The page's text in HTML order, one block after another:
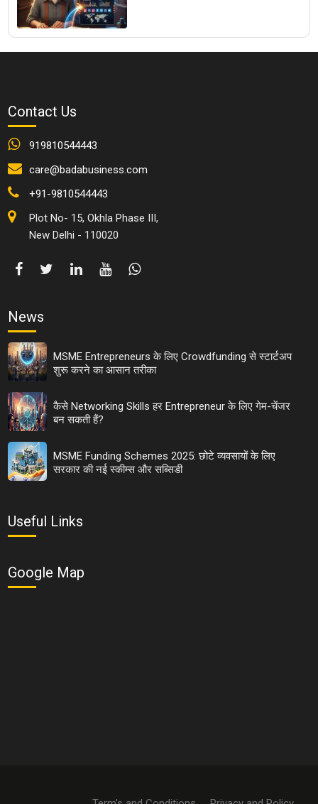
Contact Us
919810544443
care@badabusiness.com
+91-9810544443
Plot No- 15, Okhla Phase III,
New Delhi - 110020
News
MSME Entrepreneurs के लिए Crowdfunding से स्टार्टअप
शुरू करने का आसान तरीका
कैसे Networking Skills हर Entrepreneur के लिए गेम-चेंजर
बन सकती हैं?
MSME Funding Schemes 2025: छोटे व्यवसायों के लिए
सरकार की नई स्कीम्स और सब्सिडी
Useful Links
Google Map